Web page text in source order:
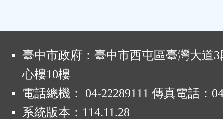
鈕
區臺中市政府：臺中市西屯區臺灣大道3
心樓10樓
電話總機： 04-22289111 傳真電話：
系統版本： 114.11.28